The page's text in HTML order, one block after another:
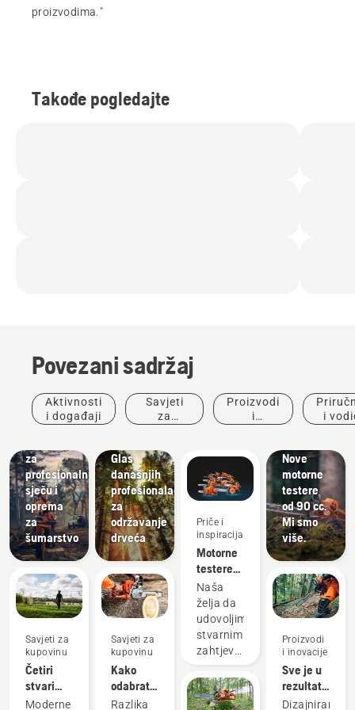
proizvodima."
Takođe pogledajte
Povezani sadržaj
Aktivnosti
i događaji
Savjeti
za
Proizvodi
i
i
Rješenja
Potrošni
za
profesionalnu
sječu i
oprema
za
šumarstvo
Savjeti za
kupovinu
Četiri
stvari
koje
Moderne
inspiracija
Husqvarna
razgovori
Glas
današnjih
profesionalaca
za
održavanje
drveća
Savjeti za
kupovinu
Kako
odabrati
najbolju
Razlika
Priče i
inspiracija
Motorne
testere
Husqvarna
- pokreću
naši
korisnici
od 1959.
Naša
želja da
udovoljimo
stvarnim
zahtjevima
stručnjaka
potaknula
Proizvodi
Nove
motorne
testere
od 90 cc.
Mi smo
više.
Proizvodi
i inovacije
Sve je u
rezultatu:
Predstavljamo
Dizajniran